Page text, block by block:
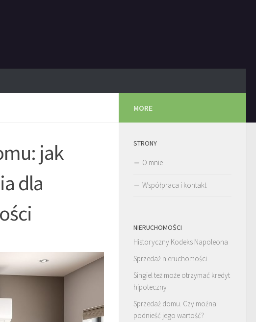
jak
dla
MORE
STRONY
O mnie
Współpraca i kontakt
NIERUCHOMOŚCI
Historyczny Kodeks Napoleona
Sprzedaż nieruchomości
Singiel też może otrzymać kredyt
hipoteczny
Sprzedaż domu. Czy można
podnieść jego wartość?